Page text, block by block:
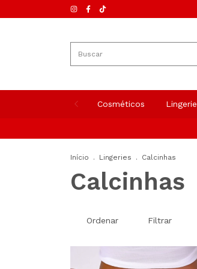
Cosméticos Lingerie
Início . Lingeries . Calcinhas
Calcinhas
Ordenar Filtrar